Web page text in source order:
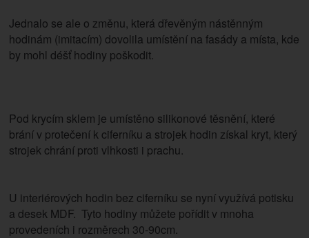
Jednalo se ale o změnu, která dřevěným nástěnným
hodinám (imitacím) dovolila umístění na fasády a místa, kde
by mohl déšť hodiny poškodit.
Pod krycím sklem je umístěno silikonové těsnění, které
brání v protečení k ciferníku a strojek hodin získal kryt, který
strojek chrání proti vlhkosti i prachu.
U interiérových hodin bez ciferníku se nyní využívá potisku
a desek MDF. Tyto hodiny můžete pořídit v mnoha
provedeních i rozměrech 30-90cm.